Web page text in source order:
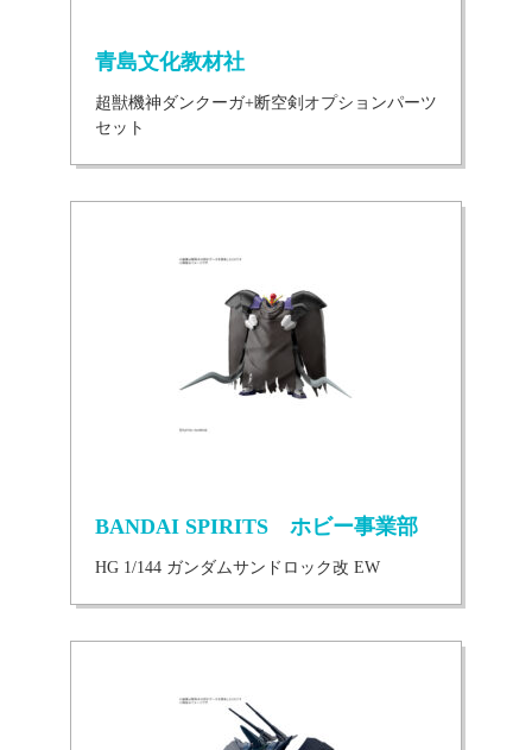
青島文化教材社
超獣機神ダンクーガ+断空剣オプションパーツ
セット
BANDAI SPIRITS ホビー事業部
HG 1/144 ガンダムサンドロック改 EW